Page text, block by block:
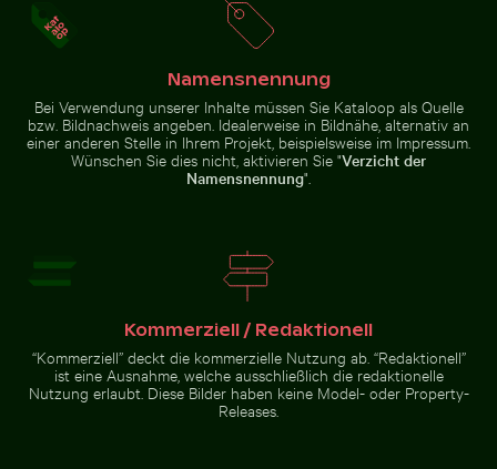
Waran auf Gehweg mit Schöne
rosa Farbtönen
Knospe einer Seerose zwischen Seerosenblättern im
Runder Spiegel reflektiert
Dramatische Sonnenuntergangswolken über
Vorstadtszenerie Detailreiche
Tempellaterne mit
Belebte Straßenszene mit Golfwagen in Holbox
Stapel von verschiedenen
Namensnennung
Bei Verwendung unserer Inhalte müssen Sie Kataloop als Quelle
bzw. Bildnachweis angeben. Idealerweise in Bildnähe, alternativ an
einer anderen Stelle in Ihrem Projekt, beispielsweise im Impressum.
Wünschen Sie dies nicht, aktivieren Sie "Verzicht der
Namensnennung".
Kommerziell / Redaktionell
“Kommerziell” deckt die kommerzielle Nutzung ab. “Redaktionell”
ist eine Ausnahme, welche ausschließlich die redaktionelle
Nutzung erlaubt. Diese Bilder haben keine Model- oder Property-
Releases.